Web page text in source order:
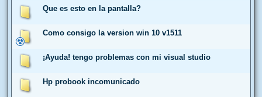
Que es esto en la pantalla?
Como consigo la version win 10 v1511
¡Ayuda! tengo problemas con mi visual studio
Hp probook incomunicado